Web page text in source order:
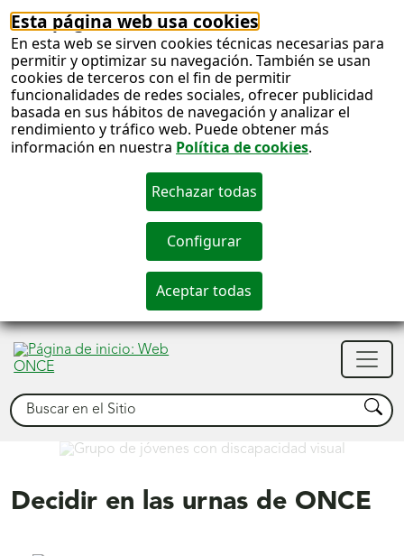
Esta página web usa cookies
En esta web se sirven cookies técnicas necesarias para
permitir y optimizar su navegación. También se usan
cookies de terceros con el fin de permitir
funcionalidades de redes sociales, ofrecer publicidad
basada en sus hábitos de navegación y analizar el
rendimiento y tráfico web. Puede obtener más
información en nuestra Política de cookies.
Buscar Buscar
Conócenos
Decidir en las urnas de ONCE